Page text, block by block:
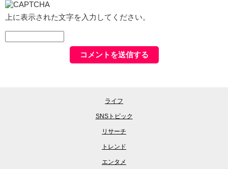
上に表示された文字を入力してください。
ライフ
SNSトピック
リサーチ
トレンド
エンタメ